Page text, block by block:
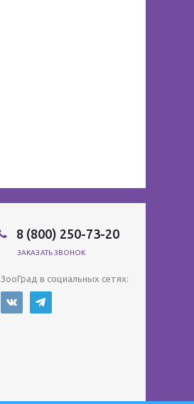
8 (800) 250-73-20
ЗАКАЗАТЬ ЗВОНОК
ЗооГрад в социальных сетях: